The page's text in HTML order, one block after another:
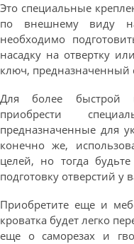
Это специальные
по внешнему виду
необходимо
насадку на отвертку
ключ, предназначенный
Для более быстрой
приобрести
предназначенные для
конечно же,
целей, но тогда
подготовку отверстий у
Приобретите еще и
кроватка будет легко
еще о саморезах и